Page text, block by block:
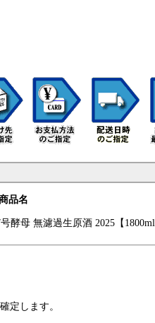
品名
酵母 無濾過生原酒 2025【
定します。